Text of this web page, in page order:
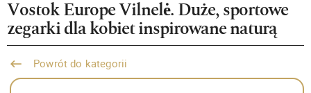
Vostok Europe Vilnelė. Duże, sportowe
zegarki dla kobiet inspirowane naturą
Powrót do kategorii